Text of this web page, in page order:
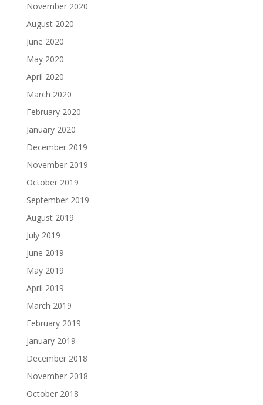
November 2020
August 2020
June 2020
May 2020
April 2020
March 2020
February 2020
January 2020
December 2019
November 2019
October 2019
September 2019
August 2019
July 2019
June 2019
May 2019
April 2019
March 2019
February 2019
January 2019
December 2018
November 2018
October 2018